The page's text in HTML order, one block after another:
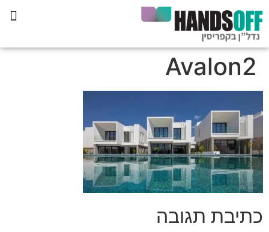
Avalon2
כתיבת תגובה